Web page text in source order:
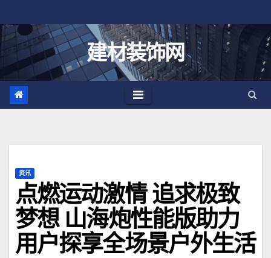
至
建材装饰网
资讯
点燃运动激情 追求极致
梦想 山海炮性能版助力
用户探享全场景户外生活